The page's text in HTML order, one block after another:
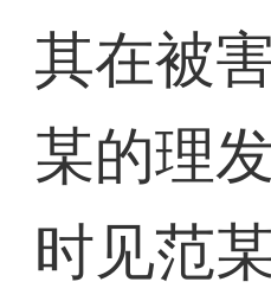
其在被
某的理
时见范